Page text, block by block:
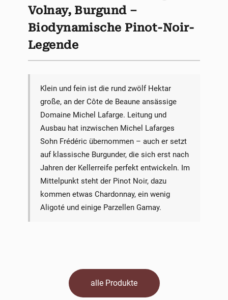
Volnay, Burgund –
Biodynamische Pinot-Noir-
Legende
Klein und fein ist die rund zwölf Hektar
große, an der Côte de Beaune ansässige
Domaine Michel Lafarge. Leitung und
Ausbau hat inzwischen Michel Lafarges
Sohn Frédéric übernommen – auch er setzt
auf klassische Burgunder, die sich erst nach
Jahren der Kellerreife perfekt entwickeln. Im
Mittelpunkt steht der Pinot Noir, dazu
kommen etwas Chardonnay, ein wenig
Aligoté und einige Parzellen Gamay.
alle Produkte